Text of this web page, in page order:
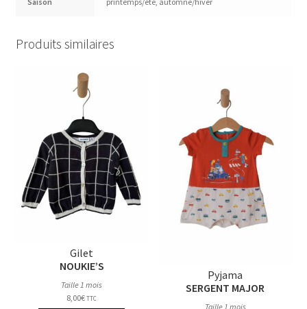
Produits similaires
Gilet
NOUKIE’S
Taille 1 mois
8,00€ TTC
Pyjama
SERGENT MAJOR
Taille 1 mois